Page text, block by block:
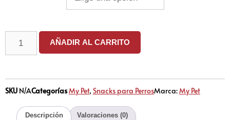
AÑADIR AL CARRITO
SKU N/ACategoríasMy Pet, Snacks para PerrosMarca:My Pet
Descripción Valoraciones (0)